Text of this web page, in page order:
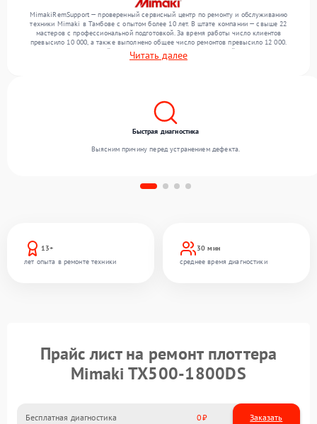
MimakiRemSupport — проверенный сервисный центр по ремонту и обслуживанию
техники Mimaki в Тамбове с опытом более 10 лет. В штате компании — свыше 22
мастеров с профессиональной подготовкой. За время работы число клиентов
превысило 10 000, а также выполнено общее число ремонтов превысило 12 000.
Ежемесячно в сервисный центр поступает более 300 обращений, включая , , . Мы
работаем с широким спектром неисправностей и обеспечиваем надежный результат
Читать далее
13+
лет опыта в ремонте техники
30 мин
среднее время диагностики
Быстрая диагностика
Выясним причину перед устранением дефекта.
Прайс лист на ремонт плоттера
Mimaki TX500-1800DS
Бесплатная диагностика 0 Заказать